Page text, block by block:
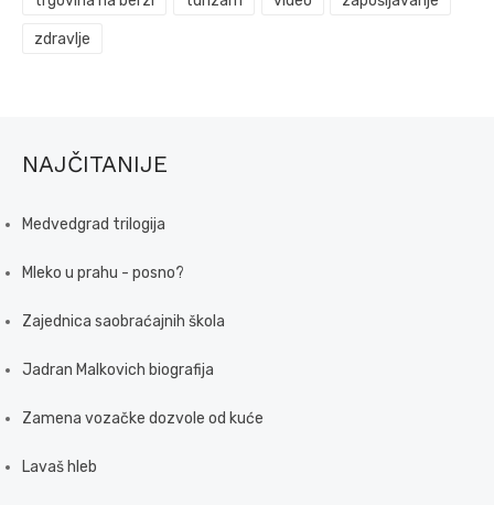
zdravlje
NAJČITANIJE
Medvedgrad trilogija
Mleko u prahu - posno?
Zajednica saobraćajnih škola
Jadran Malkovich biografija
Zamena vozačke dozvole od kuće
Lavaš hleb